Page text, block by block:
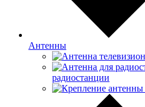
Антенны
радиостанции